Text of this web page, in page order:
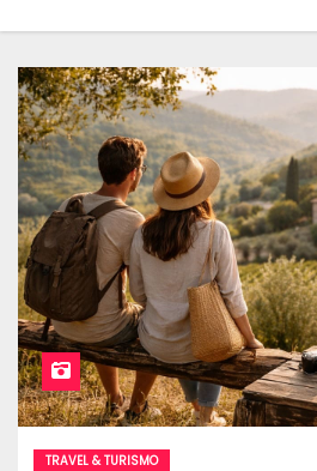
TRAVEL & TURISMO